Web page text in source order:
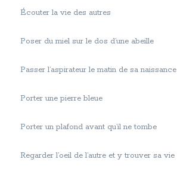
Écouter la vie des autres
Poser du miel sur le dos d’une abeille
Passer l’aspirateur le matin de sa naissance
Porter une pierre bleue
Porter un plafond avant qu’il ne tombe
Regarder l’oeil de l’autre et y trouver sa vie